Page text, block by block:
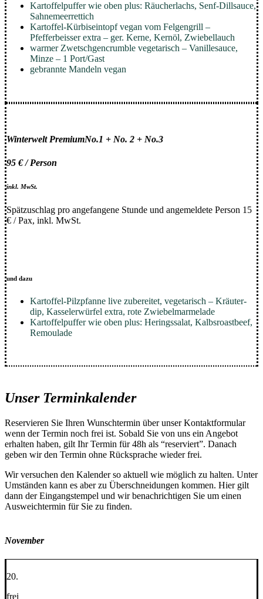
Kartoffelpuffer wie oben plus: Räucherlachs, Senf-Dillsauce,
Sahnemeerrettich
Kartoffel-Kürbiseintopf vegan vom Felgengrill –
Pfefferbeisser extra – ger. Kerne, Kernöl, Zwiebellauch
warmer Zwetschgencrumble vegetarisch – Vanillesauce,
Minze – 1 Port/Gast
gebrannte Mandeln vegan
Winterwelt PremiumNo.1 + No. 2 + No.3
95 € / Person
inkl. MwSt.
Spätzuschlag pro angefangene Stunde und angemeldete Person 15
€ / Pax, inkl. MwSt.
und dazu
Kartoffel-Pilzpfanne live zubereitet, vegetarisch – Kräuter-
dip, Kasselerwürfel extra, rote Zwiebelmarmelade
Kartoffelpuffer wie oben plus: Heringssalat, Kalbsroastbeef,
Remoulade
Unser Terminkalender
Reservieren Sie Ihren Wunschtermin über unser Kontaktformular
wenn der Termin noch frei ist. Sobald Sie von uns ein Angebot
erhalten haben, gilt Ihr Termin für 48h als “reserviert”. Danach
geben wir den Termin ohne Rücksprache wieder frei.
Wir versuchen den Kalender so aktuell wie möglich zu halten. Unter
Umständen kann es aber zu Überschneidungen kommen. Hier gilt
dann der Eingangstempel und wir benachrichtigen Sie um einen
Ausweichtermin für Sie zu finden.
November
20.
frei